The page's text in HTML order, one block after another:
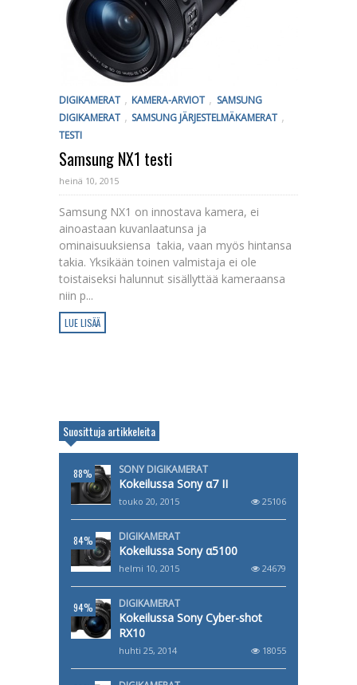
DIGIKAMERAT , KAMERA-ARVIOT , SAMSUNG
DIGIKAMERAT , SAMSUNG JÄRJESTELMÄKAMERAT ,
TESTI
Samsung NX1 testi
heinä 10, 2015
Samsung NX1 on innostava kamera, ei
ainoastaan kuvanlaatunsa ja
ominaisuuksiensa takia, vaan myös hintansa
takia. Yksikään toinen valmistaja ei ole
toistaiseksi halunnut sisällyttää kameraansa
niin p...
LUE LISÄÄ
Suosittuja artikkeleita
88% SONY DIGIKAMERAT
Kokeilussa Sony α7 II
touko 20, 2015 25106
84% DIGIKAMERAT
Kokeilussa Sony α5100
helmi 10, 2015 24679
94% DIGIKAMERAT
Kokeilussa Sony Cyber-shot
RX10
huhti 25, 2014 18055